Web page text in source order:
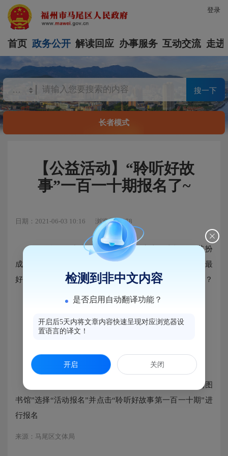
登录
首页 政务公开 解读回应 办事服务 互动交流 走进
搜一下
长者模式
【公益活动】“聆听好故
事”一百一十期报名了~
日期：2021-06-03 10:16 浏览量：678
有那么一只小猪，总觉得自己一点也不幸福，他装扮
成很多的动物……到最后他发现还是做一只快乐的小猪最
好，他懂了：原来做自己，才是最幸福的。为什么呢？
本周末，跟着苹果老师一起去问问小猪吧。
地点：马尾区图书馆一楼多媒体教室
报名方式：在马尾区图书馆微信公众平台点击“我的图
书馆”选择“活动报名”并点击“聆听好故事第一百一十期”进
行报名
来源：马尾区文体局
检测到非中文内容
是否启用自动翻译功能？
开启后5天内将文章内容快速呈现对应浏览器设
置语言的译文！
开启 关闭